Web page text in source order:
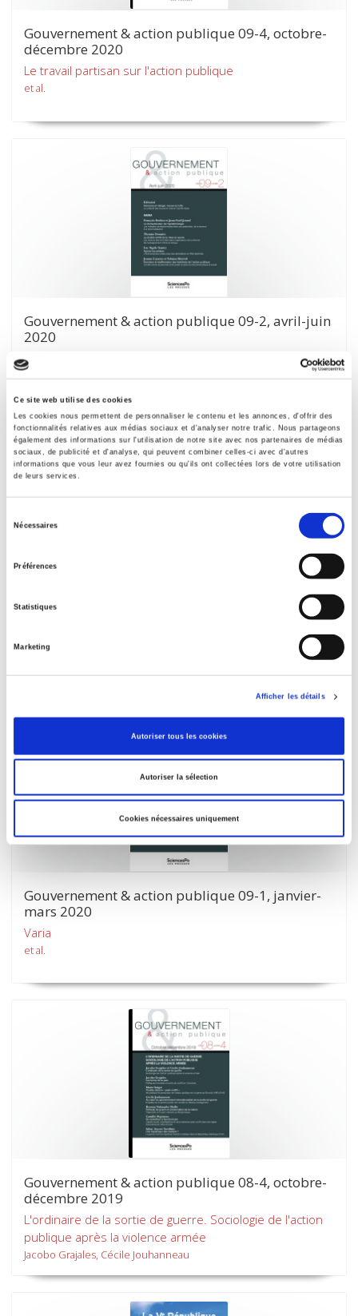
Ce site web utilise des cookies
Les cookies nous permettent de personnaliser le contenu et les annonces, d'offrir des
fonctionnalités relatives aux médias sociaux et d'analyser notre trafic. Nous partageons
également des informations sur l'utilisation de notre site avec nos partenaires de médias
sociaux, de publicité et d'analyse, qui peuvent combiner celles-ci avec d'autres
informations que vous leur avez fournies ou qu'ils ont collectées lors de votre utilisation
de leurs services.
Nécessaires
Préférences
Statistiques
Marketing
Afficher les détails
Autoriser tous les cookies
Autoriser la sélection
Cookies nécessaires uniquement
Gouvernement & action publique 09-4, octobre-
décembre 2020
Le travail partisan sur l'action publique
et al.
Gouvernement & action publique 09-2, avril-juin
2020
Varia
et al.
Dictionnaire des politiques territoriales
Romain Pasquier, Sébastien Guigner
Gouvernement & action publique 09-1, janvier-
mars 2020
Varia
et al.
Gouvernement & action publique 08-4, octobre-
décembre 2019
L'ordinaire de la sortie de guerre. Sociologie de l'action
publique après la violence armée
Jacobo Grajales, Cécile Jouhanneau